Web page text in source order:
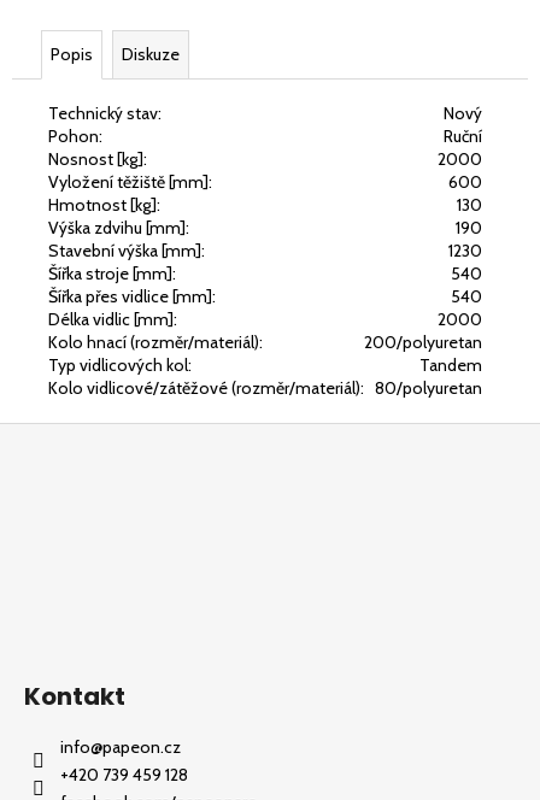
Popis Diskuze
Technický stav:
Nový
Pohon:
Ruční
Nosnost [kg]:
2000
Vyložení těžiště [mm]:
600
Hmotnost [kg]:
130
Výška zdvihu [mm]:
190
Stavební výška [mm]:
1230
Šířka stroje [mm]:
540
Šířka přes vidlice [mm]:
540
Délka vidlic [mm]:
2000
Kolo hnací (rozměr/materiál):
200/polyuretan
Typ vidlicových kol:
Tandem
Kolo vidlicové/zátěžové (rozměr/materiál): 80/polyuretan
Z
Kontakt
info@papeon.cz
+420 739 459 128